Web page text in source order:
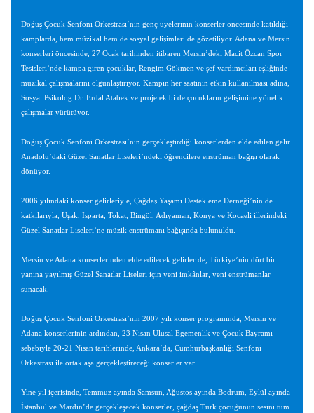
Doğuş Çocuk Senfoni Orkestrası’nın genç üyelerinin konserler öncesinde katıldığı
kamplarda, hem müzikal hem de sosyal gelişimleri de gözetiliyor. Adana ve Mersin
konserleri öncesinde, 27 Ocak tarihinden itibaren Mersin’deki Macit Özcan Spor
Tesisleri’nde kampa giren çocuklar, Rengim Gökmen ve şef yardımcıları eşliğinde
müzikal çalışmalarını olgunlaştırıyor. Kampın her saatinin etkin kullanılması adına,
Sosyal Psikolog Dr. Erdal Atabek ve proje ekibi de çocukların gelişimine yönelik
çalışmalar yürütüyor.
Doğuş Çocuk Senfoni Orkestrası’nın gerçekleştirdiği konserlerden elde edilen gelir
Anadolu’daki Güzel Sanatlar Liseleri’ndeki öğrencilere enstrüman bağışı olarak
dönüyor.
2006 yılındaki konser gelirleriyle, Çağdaş Yaşamı Destekleme Derneği’nin de
katkılarıyla, Uşak, Isparta, Tokat, Bingöl, Adıyaman, Konya ve Kocaeli illerindeki
Güzel Sanatlar Liseleri’ne müzik enstrümanı bağışında bulunuldu.
Mersin ve Adana konserlerinden elde edilecek gelirler de, Türkiye’nin dört bir
yanına yayılmış Güzel Sanatlar Liseleri için yeni imkânlar, yeni enstrümanlar
sunacak.
Doğuş Çocuk Senfoni Orkestrası’nın 2007 yılı konser programında, Mersin ve
Adana konserlerinin ardından, 23 Nisan Ulusal Egemenlik ve Çocuk Bayramı
sebebiyle 20-21 Nisan tarihlerinde, Ankara’da, Cumhurbaşkanlığı Senfoni
Orkestrası ile ortaklaşa gerçekleştireceği konserler var.
Yine yıl içerisinde, Temmuz ayında Samsun, Ağustos ayında Bodrum, Eylül ayında
İstanbul ve Mardin’de gerçekleşecek konserler, çağdaş Türk çocuğunun sesini tüm